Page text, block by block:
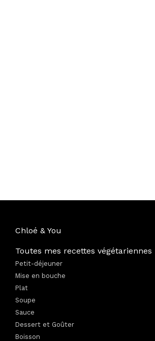
Chloé & You
Toutes mes recettes végétariennes
Petit-déjeuner
Mise en bouche
Plat
Soupe
Sauce
Dessert et Goûter
Boisson